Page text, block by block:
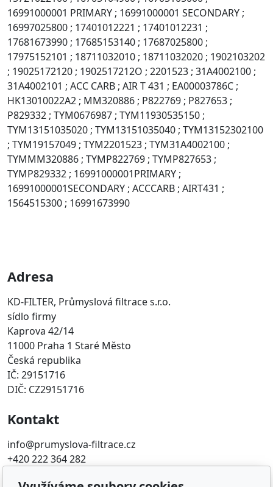
16991000001 PRIMARY ; 16991000001 SECONDARY ;
16997025800 ; 17401012221 ; 17401012231 ;
17681673990 ; 17685153140 ; 17687025800 ;
17975152101 ; 18711032010 ; 18711032020 ; 1902103202
; 19025172120 ; 1902517212O ; 2201523 ; 31A4002100 ;
31A4002101 ; ACC CARB ; AIR T 431 ; EA00003786C ;
HK13010022A2 ; MM320886 ; P822769 ; P827653 ;
P829332 ; TYM0676987 ; TYM11930535150 ;
TYM13151035020 ; TYM13151035040 ; TYM13152302100
; TYM19157049 ; TYM2201523 ; TYM31A4002100 ;
TYMMM320886 ; TYMP822769 ; TYMP827653 ;
TYMP829332 ; 16991000001PRIMARY ;
16991000001SECONDARY ; ACCCARB ; AIRT431 ;
1564515300 ; 16991673990
Adresa
KD-FILTER, Průmyslová filtrace s.r.o.
sídlo firmy
Kaprova 42/14
11000 Praha 1 Staré Město
Česká republika
IČ: 29151716
DIČ: CZ29151716
Kontakt
info@prumyslova-filtrace.cz
+420 222 364 282